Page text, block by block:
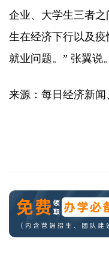
企业、大学生三者
生在经济下行以及
就业问题。” 张翼说。
来源：每日经济新闻